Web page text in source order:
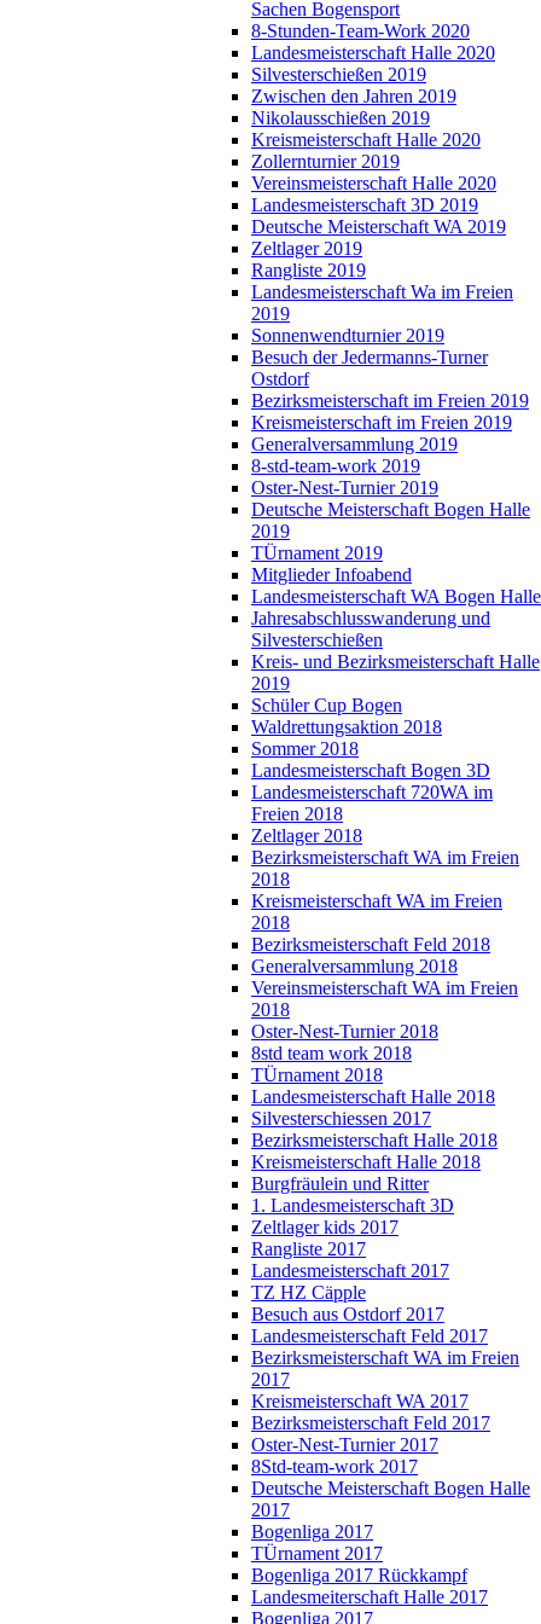
Sachen Bogensport
8-Stunden-Team-Work 2020
Landesmeisterschaft Halle 2020
Silvesterschießen 2019
Zwischen den Jahren 2019
Nikolausschießen 2019
Kreismeisterschaft Halle 2020
Zollernturnier 2019
Vereinsmeisterschaft Halle 2020
Landesmeisterschaft 3D 2019
Deutsche Meisterschaft WA 2019
Zeltlager 2019
Rangliste 2019
Landesmeisterschaft Wa im Freien
2019
Sonnenwendturnier 2019
Besuch der Jedermanns-Turner
Ostdorf
Bezirksmeisterschaft im Freien 2019
Kreismeisterschaft im Freien 2019
Generalversammlung 2019
8-std-team-work 2019
Oster-Nest-Turnier 2019
Deutsche Meisterschaft Bogen Halle
2019
TÜrnament 2019
Mitglieder Infoabend
Landesmeisterschaft WA Bogen Halle
Jahresabschlusswanderung und
Silvesterschießen
Kreis- und Bezirksmeisterschaft Halle
2019
Schüler Cup Bogen
Waldrettungsaktion 2018
Sommer 2018
Landesmeisterschaft Bogen 3D
Landesmeisterschaft 720WA im
Freien 2018
Zeltlager 2018
Bezirksmeisterschaft WA im Freien
2018
Kreismeisterschaft WA im Freien
2018
Bezirksmeisterschaft Feld 2018
Generalversammlung 2018
Vereinsmeisterschaft WA im Freien
2018
Oster-Nest-Turnier 2018
8std team work 2018
TÜrnament 2018
Landesmeisterschaft Halle 2018
Silvesterschiessen 2017
Bezirksmeisterschaft Halle 2018
Kreismeisterschaft Halle 2018
Burgfräulein und Ritter
1. Landesmeisterschaft 3D
Zeltlager kids 2017
Rangliste 2017
Landesmeisterschaft 2017
TZ HZ Cäpple
Besuch aus Ostdorf 2017
Landesmeisterschaft Feld 2017
Bezirksmeisterschaft WA im Freien
2017
Kreismeisterschaft WA 2017
Bezirksmeisterschaft Feld 2017
Oster-Nest-Turnier 2017
8Std-team-work 2017
Deutsche Meisterschaft Bogen Halle
2017
Bogenliga 2017
TÜrnament 2017
Bogenliga 2017 Rückkampf
Landesmeiterschaft Halle 2017
Bogenliga 2017